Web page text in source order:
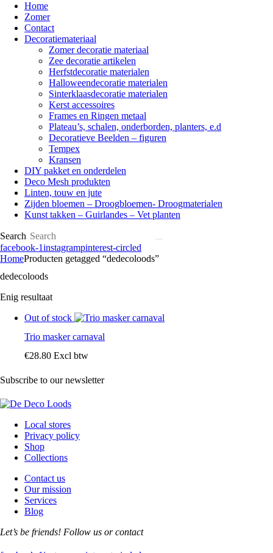
Home
Zomer
Contact
Decoratiemateriaal
Zomer decoratie materiaal
Zee decoratie artikelen
Herfstdecoratie materialen
Halloweendecoratie materialen
Sinterklaasdecoratie materialen
Kerst accessoires
Frames en Ringen metaal
Plateau’s, schalen, onderborden, planters, e.d
Decoratieve Beelden – figuren
Tempex
Kransen
DIY pakket en onderdelen
Deco Mesh produkten
Linten, touw en jute
Zijden bloemen – Droogbloemen- Droogmaterialen
Kunst takken – Guirlandes – Vet planten
Search
facebook-1instagrampinterest-circled
HomeProducten getagged “dedecoloods”
dedecoloods
Enig resultaat
Out of stock
Trio masker carnaval
€28.80 Excl btw
Subscribe to our newsletter
Local stores
Privacy policy
Shop
Collections
Contact us
Our mission
Services
Blog
Let’s be friends! Follow us or contact